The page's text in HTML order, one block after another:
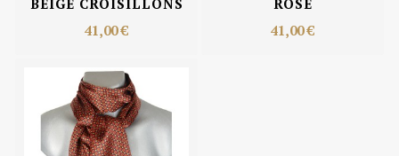
BEIGE CROISILLONS
41,00 €
ROSE
41,00 €